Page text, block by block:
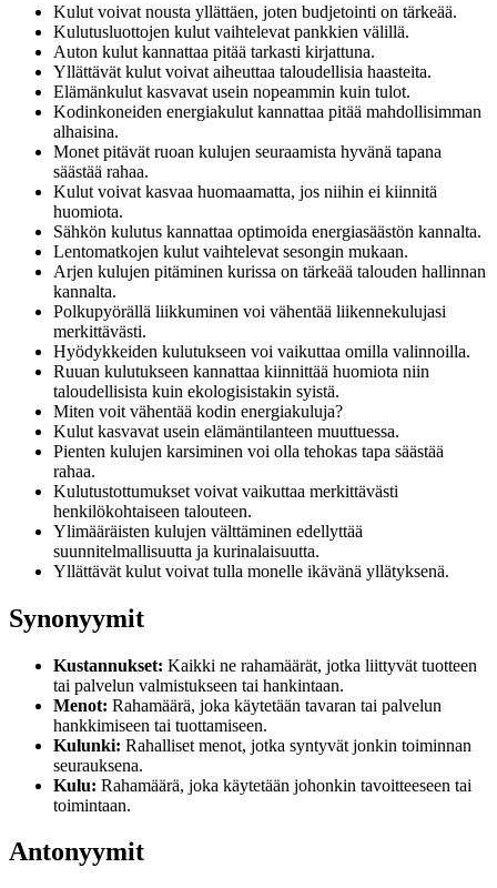
Kulut voivat nousta yllättäen, joten budjetointi on tärkeää.
Kulutusluottojen kulut vaihtelevat pankkien välillä.
Auton kulut kannattaa pitää tarkasti kirjattuna.
Yllättävät kulut voivat aiheuttaa taloudellisia haasteita.
Elämänkulut kasvavat usein nopeammin kuin tulot.
Kodinkoneiden energiakulut kannattaa pitää mahdollisimman
alhaisina.
Monet pitävät ruoan kulujen seuraamista hyvänä tapana
säästää rahaa.
Kulut voivat kasvaa huomaamatta, jos niihin ei kiinnitä
huomiota.
Sähkön kulutus kannattaa optimoida energiasäästön kannalta.
Lentomatkojen kulut vaihtelevat sesongin mukaan.
Arjen kulujen pitäminen kurissa on tärkeää talouden hallinnan
kannalta.
Polkupyörällä liikkuminen voi vähentää liikennekulujasi
merkittävästi.
Hyödykkeiden kulutukseen voi vaikuttaa omilla valinnoilla.
Ruuan kulutukseen kannattaa kiinnittää huomiota niin
taloudellisista kuin ekologisistakin syistä.
Miten voit vähentää kodin energiakuluja?
Kulut kasvavat usein elämäntilanteen muuttuessa.
Pienten kulujen karsiminen voi olla tehokas tapa säästää
rahaa.
Kulutustottumukset voivat vaikuttaa merkittävästi
henkilökohtaiseen talouteen.
Ylimääräisten kulujen välttäminen edellyttää
suunnitelmallisuutta ja kurinalaisuutta.
Yllättävät kulut voivat tulla monelle ikävänä yllätyksenä.
Synonyymit
Kustannukset: Kaikki ne rahamäärät, jotka liittyvät tuotteen
tai palvelun valmistukseen tai hankintaan.
Menot: Rahamäärä, joka käytetään tavaran tai palvelun
hankkimiseen tai tuottamiseen.
Kulunki: Rahalliset menot, jotka syntyvät jonkin toiminnan
seurauksena.
Kulu: Rahamäärä, joka käytetään johonkin tavoitteeseen tai
toimintaan.
Antonyymit